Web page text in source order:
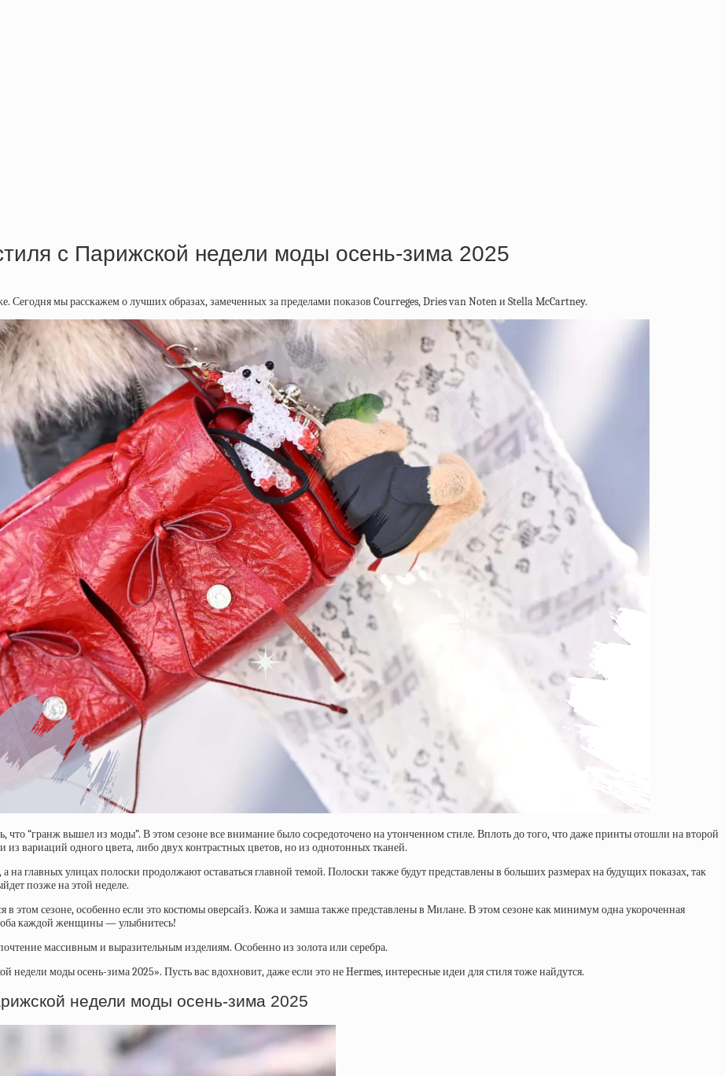
с Парижской недели моды осень-зима 2025
мы расскажем о лучших образах, замеченных за пределами показов Courreges, Dries van Noten и Stella McCartney.
“гранж вышел из моды”. В этом сезоне все внимание было сосредоточено на утонченном стиле. Вплоть до того, что даже принты отошли на второй
вариаций одного цвета, либо двух контрастных цветов, но из однотонных тканей.
главных улицах полоски продолжают оставаться главной темой. Полоски также будут представлены в больших размерах на будущих показах, так
позже на этой неделе.
сезоне, особенно если это костюмы оверсайз. Кожа и замша также представлены в Милане. В этом сезоне как минимум одна укороченная
каждой женщины — улыбнитесь!
массивным и выразительным изделиям. Особенно из золота или серебра.
моды осень-зима 2025». Пусть вас вдохновит, даже если это не Hermes, интересные идеи для стиля тоже найдутся.
недели моды осень-зима 2025